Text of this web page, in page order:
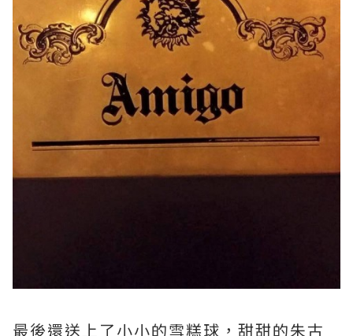
最後還送上了小小的雪糕球，甜甜的朱古